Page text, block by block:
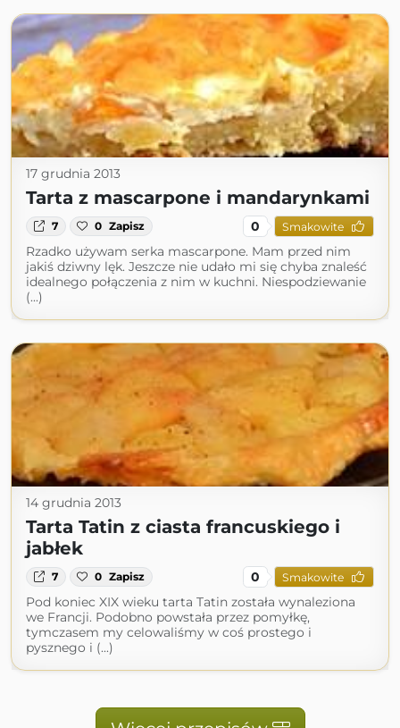
17 grudnia 2013
Tarta z mascarpone i mandarynkami
7 0 Zapisz 0 Smakowite
Rzadko używam serka mascarpone. Mam przed nim
jakiś dziwny lęk. Jeszcze nie udało mi się chyba znaleść
idealnego połączenia z nim w kuchni. Niespodziewanie
(...)
14 grudnia 2013
Tarta Tatin z ciasta francuskiego i
jabłek
7 0 Zapisz 0 Smakowite
Pod koniec XIX wieku tarta Tatin została wynaleziona
we Francji. Podobno powstała przez pomyłkę,
tymczasem my celowaliśmy w coś prostego i
pysznego i (...)